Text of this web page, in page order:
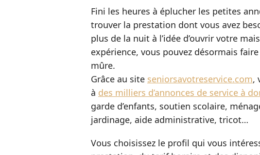
Fini les heures à éplucher les petites
trouver la prestation dont vous avez
plus de la nuit à l’idée d’ouvrir votre
expérience, vous pouvez désormais
mûre.
Grâce au site seniorsavotreservice.com,
à des milliers d’annonces de service à
garde d’enfants, soutien scolaire,
jardinage, aide administrative, tricot…
Vous choisissez le profil qui vous